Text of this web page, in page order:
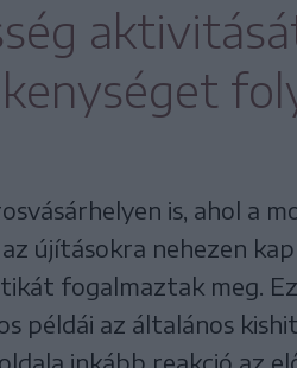
is, ahol a
újításokra nehezen
fogalmaztak meg.
példái az általános
inkább reakció az